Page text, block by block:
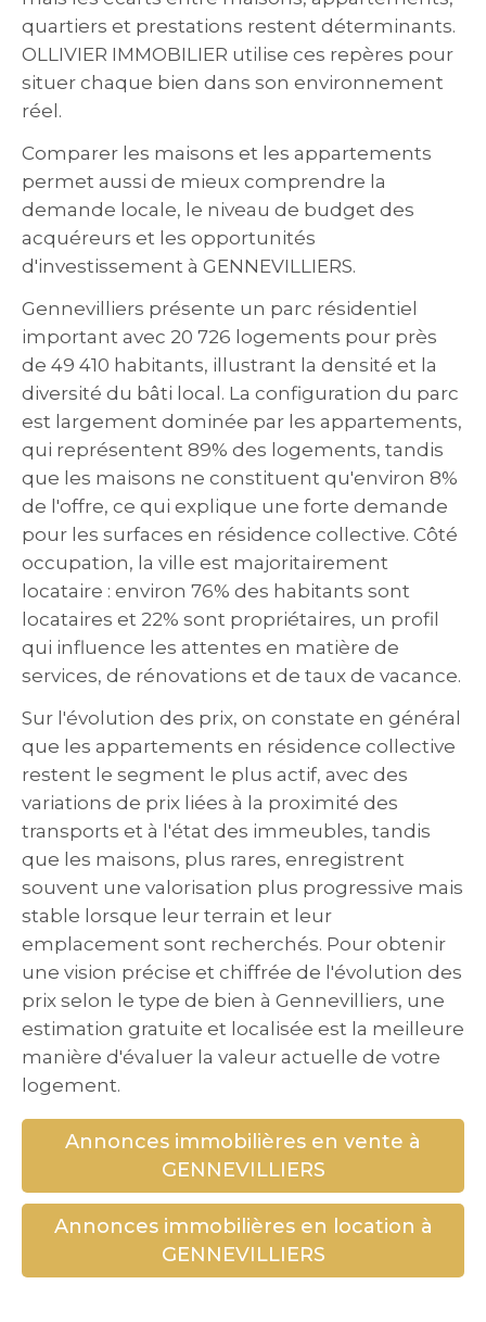
quartiers et prestations restent déterminants.
OLLIVIER IMMOBILIER utilise ces repères pour
situer chaque bien dans son environnement
réel.
Comparer les maisons et les appartements
permet aussi de mieux comprendre la
demande locale, le niveau de budget des
acquéreurs et les opportunités
d'investissement à GENNEVILLIERS.
Gennevilliers présente un parc résidentiel
important avec 20 726 logements pour près
de 49 410 habitants, illustrant la densité et la
diversité du bâti local. La configuration du parc
est largement dominée par les appartements,
qui représentent 89% des logements, tandis
que les maisons ne constituent qu'environ 8%
de l'offre, ce qui explique une forte demande
pour les surfaces en résidence collective. Côté
occupation, la ville est majoritairement
locataire : environ 76% des habitants sont
locataires et 22% sont propriétaires, un profil
qui influence les attentes en matière de
services, de rénovations et de taux de vacance.
Sur l'évolution des prix, on constate en général
que les appartements en résidence collective
restent le segment le plus actif, avec des
variations de prix liées à la proximité des
transports et à l'état des immeubles, tandis
que les maisons, plus rares, enregistrent
souvent une valorisation plus progressive mais
stable lorsque leur terrain et leur
emplacement sont recherchés. Pour obtenir
une vision précise et chiffrée de l'évolution des
prix selon le type de bien à Gennevilliers, une
estimation gratuite et localisée est la meilleure
manière d'évaluer la valeur actuelle de votre
logement.
Annonces immobilières en vente à
GENNEVILLIERS
Annonces immobilières en location à
GENNEVILLIERS